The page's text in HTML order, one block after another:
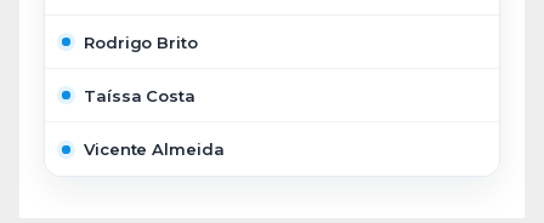
Rodrigo Brito
Taíssa Costa
Vicente Almeida